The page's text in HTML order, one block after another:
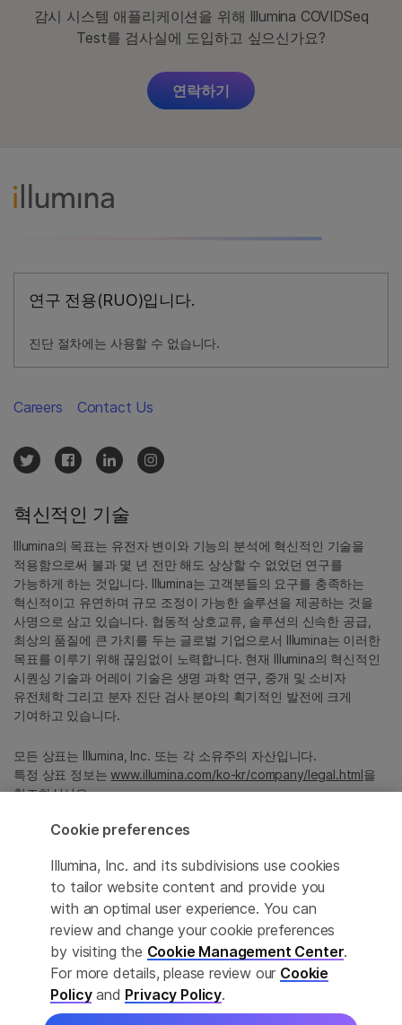
감시 시스템 애플리케이션을 위해 Illumina COVIDSeq
Test를 검사실에 도입하고 싶으신가요?
연락하기
연구 전용(RUO)입니다.
진단 절차에는 사용할 수 없습니다.
정확한 번역을 제공하고자 합당한 노력을 기울였으나, 자동 번역은
완벽하지 않으며, 그 목적 또한 원문을 대체하기 위함이 아닙니다.
혁신적인 기술
Illumina의 목표는 유전자 변이와 기능의 분석에 혁신적인 기술을
적용함으로써 불과 몇 년 전만 해도 상상할 수 없었던 연구를
가능하게 하는 것입니다. Illumina는 고객분들의 요구를 충족하는
혁신적이고 유연하며 규모 조정이 가능한 솔루션을 제공하는 것을
사명으로 삼고 있습니다. 협동적 상호교류, 솔루션의 신속한 공급,
최상의 품질에 큰 가치를 두는 글로벌 기업으로서 Illumina는 이러한
목표를 이루기 위해 끊임없이 노력합니다. 현재 Illumina의 혁신적인
시퀀싱 기술과 어레이 기술은 생명 과학 연구, 중개 및 소비자
유전체학 그리고 분자 진단 검사 분야의 획기적인 발전에 크게
기여하고 있습니다.
모든 상표는 Illumina, Inc. 또는 각 소유주의 자산입니다.
특정 상표 정보는www.illumina.com/ko-kr/company/legal.html을
참조하십시오.
Privacy Policy
Careers Contact Us
© 2026 Illumina, Inc. All rights reserved.
Cookie preferences
Illumina, Inc. and its subdivisions use cookies
to tailor website content and provide you
with an optimal user experience. You can
review and change your cookie preferences
by visiting the Cookie Management Center.
For more details, please review our Cookie
Policyand Privacy Policy.